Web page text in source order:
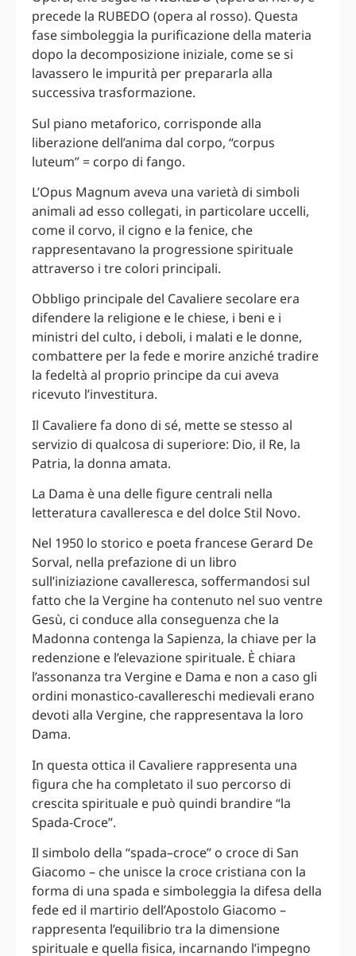
precede la RUBEDO (opera al rosso). Questa
fase simboleggia la purificazione della materia
dopo la decomposizione iniziale, come se si
lavassero le impurità per prepararla alla
successiva trasformazione.
Sul piano metaforico, corrisponde alla
liberazione dell’anima dal corpo, “corpus
luteum” = corpo di fango.
L’Opus Magnum aveva una varietà di simboli
animali ad esso collegati, in particolare uccelli,
come il corvo, il cigno e la fenice, che
rappresentavano la progressione spirituale
attraverso i tre colori principali.
Obbligo principale del Cavaliere secolare era
difendere la religione e le chiese, i beni e i
ministri del culto, i deboli, i malati e le donne,
combattere per la fede e morire anziché tradire
la fedeltà al proprio principe da cui aveva
ricevuto l’investitura.
Il Cavaliere fa dono di sé, mette se stesso al
servizio di qualcosa di superiore: Dio, il Re, la
Patria, la donna amata.
La Dama è una delle figure centrali nella
letteratura cavalleresca e del dolce Stil Novo.
Nel 1950 lo storico e poeta francese Gerard De
Sorval, nella prefazione di un libro
sull’iniziazione cavalleresca, soffermandosi sul
fatto che la Vergine ha contenuto nel suo ventre
Gesù, ci conduce alla conseguenza che la
Madonna contenga la Sapienza, la chiave per la
redenzione e l’elevazione spirituale. È chiara
l’assonanza tra Vergine e Dama e non a caso gli
ordini monastico-cavallereschi medievali erano
devoti alla Vergine, che rappresentava la loro
Dama.
In questa ottica il Cavaliere rappresenta una
figura che ha completato il suo percorso di
crescita spirituale e può quindi brandire “la
Spada-Croce”.
Il simbolo della “spada–croce” o croce di San
Giacomo – che unisce la croce cristiana con la
forma di una spada e simboleggia la difesa della
fede ed il martirio dell’Apostolo Giacomo –
rappresenta l’equilibrio tra la dimensione
spirituale e quella fisica, incarnando l’impegno